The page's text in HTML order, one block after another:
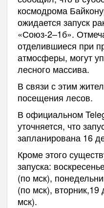
космодрома
ожидается запуск
«Союз-2–1б».
отделившиеся при
атмосферы, могут
лесного массива.
В связи с этим
посещения лесов.
В официальном
уточняется, что
запланирована 16
Кроме этого
запуска:
(по мск),
(по мск),
мск).